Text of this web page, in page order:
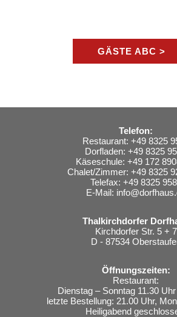
GÄSTE ABC >
Telefon:
Restaurant: +49 8325
Dorfladen: +49 8325
Käseschule: +49 172
Chalet/Zimmer: +49 8325
Telefax: +49 8325
E-Mail:
Thalkirchdorfer
Kirchdorfer Str. 5 + 7
D - 87534
Öffnungszeiten:
Restaurant:
Dienstag – Sonntag 11.30
letzte Bestellung: 21.00 Uhr,
Heiligabend